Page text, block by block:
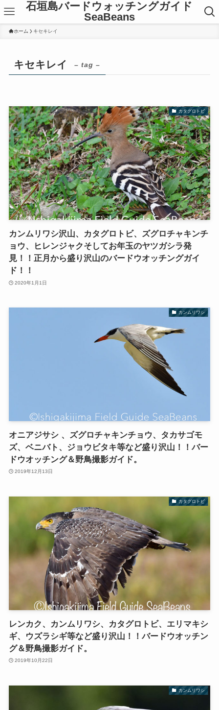
石垣島バードウォッチングガイド
SeaBeans
ホーム キセキレイ
キセキレイ – tag –
カタグロトビ
カンムリワシ沢山、カタグロトビ、ズグロチャキンチ
ョウ、ヒレンジャクそしてお年玉のヤツガシラ発
見！！正月から盛り沢山のバードウオッチングガイ
ド！！
2020年1月1日
カンムリワシ
オニアジサシ 、ズグロチャキンチョウ、タカサゴモ
ズ、ベニバト、ジョウビタキ等など盛り沢山！！バー
ドウオッチング＆野鳥撮影ガイド。
2019年12月13日
カタグロトビ
レンカク、カンムリワシ、カタグロトビ、エリマキシ
ギ、ウズラシギ等など盛り沢山！！バードウオッチン
グ＆野鳥撮影ガイド。
2019年10月22日
カンムリワシ